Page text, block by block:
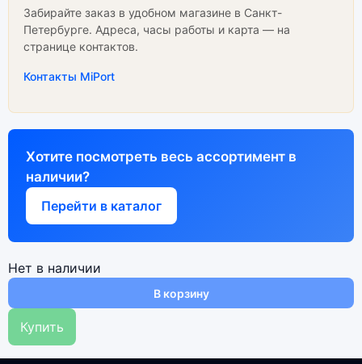
Забирайте заказ в удобном магазине в Санкт-
Петербурге. Адреса, часы работы и карта — на
странице контактов.
Контакты MiPort
Хотите посмотреть весь ассортимент в
наличии?
Перейти в каталог
Нет в наличии
В корзину
Купить